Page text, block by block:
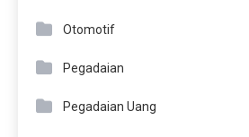
Otomotif
Pegadaian
Pegadaian Uang